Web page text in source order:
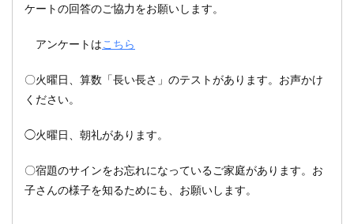
ケートの回答のご協力をお願いします。
アンケートはこちら
〇火曜日、算数「長い長さ」のテストがあります。お声かけ
ください。
◯火曜日、朝礼があります。
〇宿題のサインをお忘れになっているご家庭があります。お
子さんの様子を知るためにも、お願いします。